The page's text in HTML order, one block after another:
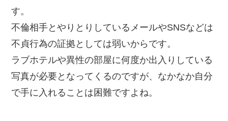
す。
不倫相手とやりとりしているメールやSNSなどは
不貞行為の証拠としては弱いからです。
ラブホテルや異性の部屋に何度か出入りしている
写真が必要となってくるのですが、なかなか自分
で手に入れることは困難ですよね。